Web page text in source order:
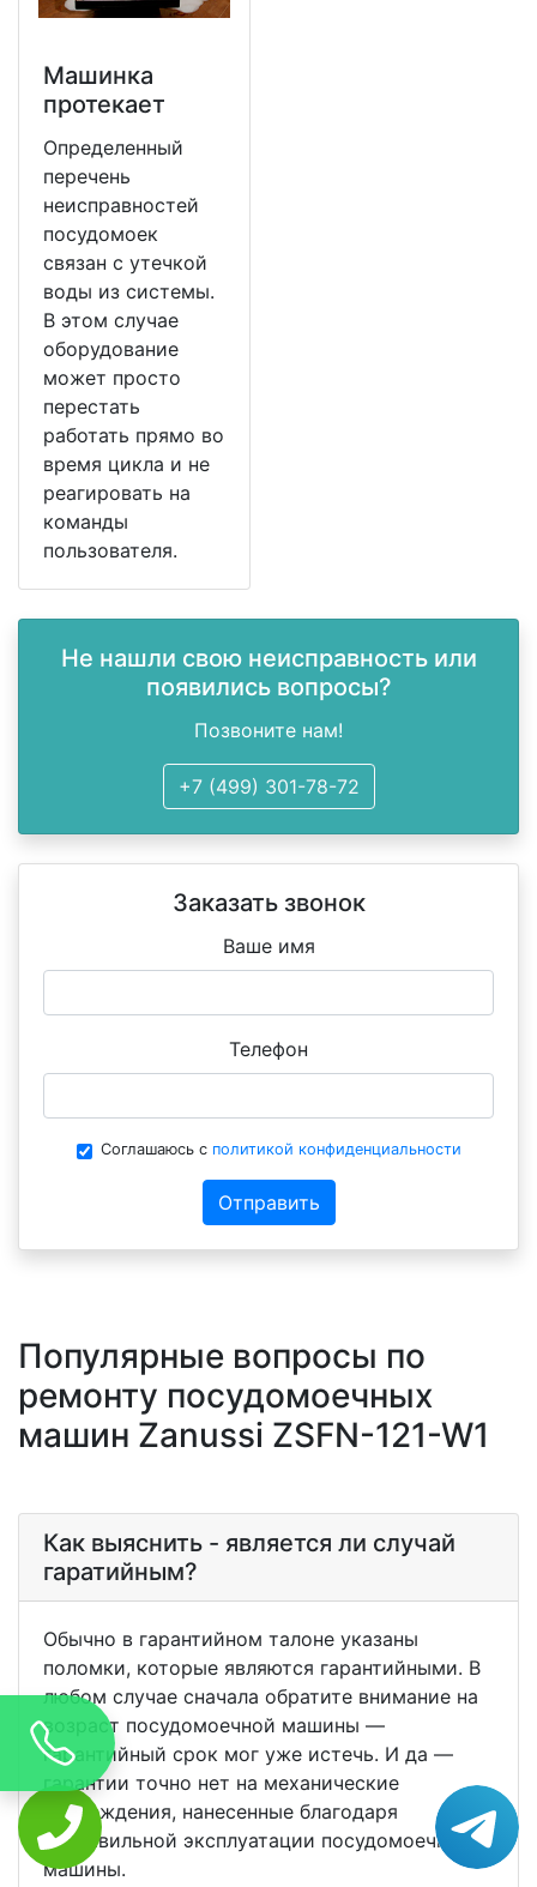
Машинка
протекает
Определенный
перечень
неисправностей
посудомоек
связан с утечкой
воды из системы.
В этом случае
оборудование
может просто
перестать
работать прямо во
время цикла и не
реагировать на
команды
пользователя.
Не нашли свою неисправность или
появились вопросы?
Позвоните нам!
+7 (499) 301-78-72
Заказать звонок
Ваше имя
Телефон
Соглашаюсь с политикой конфиденциальности
Отправить
Популярные вопросы по
ремонту посудомоечных
машин Zanussi ZSFN-121-W1
Как выяснить - является ли случай
гаратийным?
Обычно в гарантийном талоне указаны
поломки, которые являются гарантийными. В
любом случае сначала обратите внимание на
возраст посудомоечной машины —
гарантийный срок мог уже истечь. И да —
гарантии точно нет на механические
повреждения, нанесенные благодаря
неправильной эксплуатации посудомоечной
машины.